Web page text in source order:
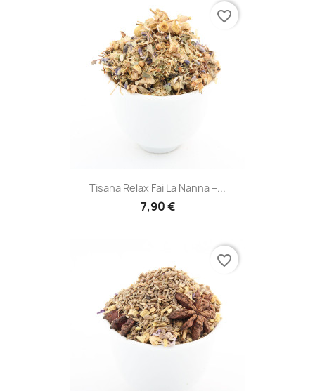
Tisana Relax Fai La Nanna –...
7,90 €
favorite_border
favorite_border